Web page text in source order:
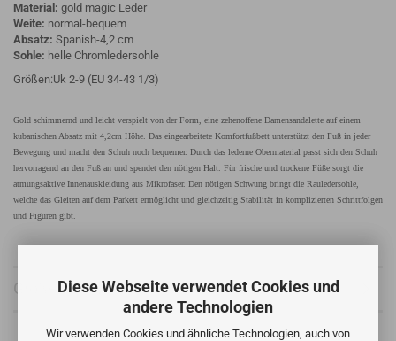
Diese Webseite verwendet Cookies und
andere Technologien
Wir verwenden Cookies und ähnliche Technologien, auch von
Material: gold magic Leder
Weite: normal-bequem
Absatz: Spanish-4,2 cm
Sohle: helle Chromledersohle
Größen:Uk 2-9 (EU 34-43 1/3)
Gold schimmernd und leicht verspielt von der Form, eine zehenoffene Damensandalette auf einem
kubanischen Absatz mit 4,2cm Höhe. Das eingearbeitete Komfortfußbett unterstützt den Fuß in jeder
Bewegung und macht den Schuh noch bequemer. Durch das lederne Obermaterial passt sich den Schuh
hervorragend an den Fuß an und spendet den nötigen Halt. Für frische und trockene Füße sorgt die
atmungsaktive Innenauskleidung aus Mikrofaser. Den nötigen Schwung bringt die Rauledersohle,
welche das Gleiten auf dem Parkett ermöglicht und gleichzeitig Stabilität in komplizierten Schrittfolgen
und Figuren gibt.
Größentabelle